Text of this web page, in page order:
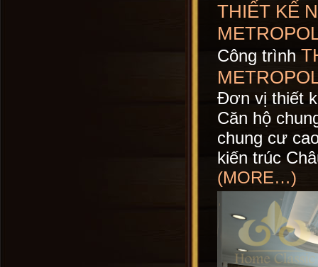
THIẾT KẾ
Công trình
Đơn vị thiết
Căn hộ
chung cư
kiến trúc
(MORE…)